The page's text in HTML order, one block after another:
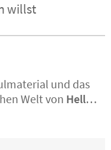
willst
und das
Welt von Hello
und die